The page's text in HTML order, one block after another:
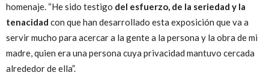
homenaje. “He sido testigo del esfuerzo, de la seriedad y la
tenacidad con que han desarrollado esta exposición que va a
servir mucho para acercar a la gente a la persona y la obra de mi
madre, quien era una persona cuya privacidad mantuvo cercada
alrededor de ella”.